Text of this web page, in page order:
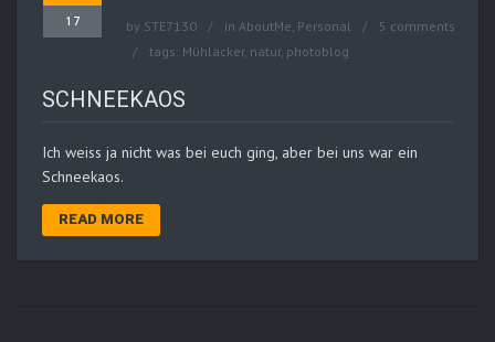
17 by STE7130 in AboutMe, Personal
5 comments
tags: Mühlacker, natur, photoblog
SCHNEEKAOS
Ich weiss ja nicht was bei euch ging, aber bei uns war ein
Schneekaos.
READ MORE